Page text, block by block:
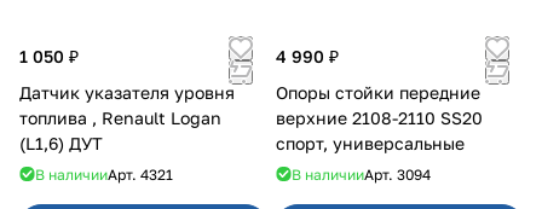
1 050 ₽
Датчик указателя уровня
топлива , Renault Logan
(L1,6) ДУТ
В наличииАрт. 4321
4 990 ₽
Опоры стойки передние
верхние 2108-2110 SS20
спорт, универсальные
В наличииАрт. 3094